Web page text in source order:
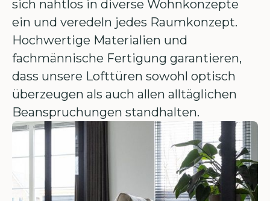
sich nahtlos in diverse Wohnkonzepte
ein und veredeln jedes Raumkonzept.
Hochwertige Materialien und
fachmännische Fertigung garantieren,
dass unsere Lofttüren sowohl optisch
überzeugen als auch allen alltäglichen
Beanspruchungen standhalten.